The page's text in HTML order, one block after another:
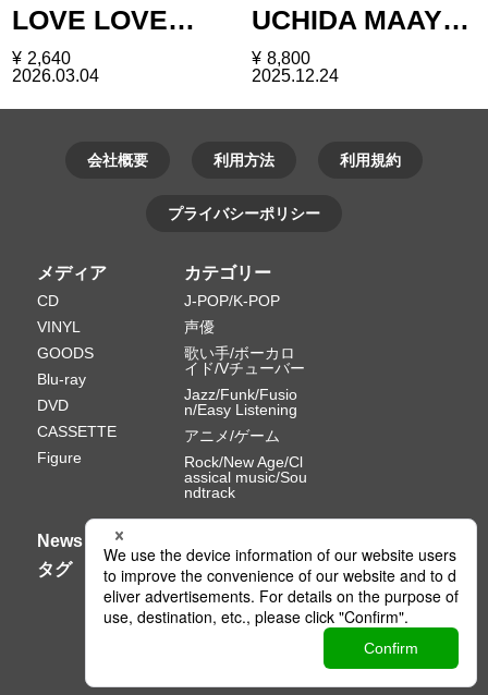
LOVE LOVE…
¥ 2,640
2026.03.04
UCHIDA MAAY…
¥ 8,800
2025.12.24
会社概要 利用方法 利用規約
プライバシーポリシー
メディア
CD
VINYL
GOODS
Blu-ray
DVD
CASSETTE
Figure
カテゴリー
J-POP/K-POP
声優
歌い手/ボーカロ
イド/Vチューバー
Jazz/Funk/Fusio
n/Easy Listening
アニメ/ゲーム
Rock/New Age/Cl
assical music/Sou
ndtrack
News
タグ
Ⓒ PONY CANYON INC.